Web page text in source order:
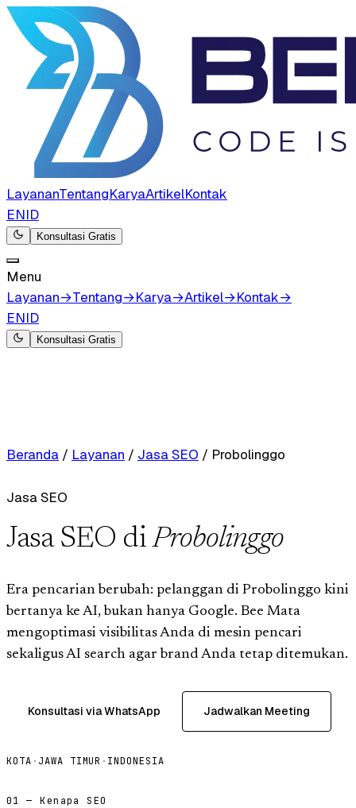
LayananTentangKaryaArtikelKontak
ENID
Konsultasi Gratis
Menu
Layanan→Tentang→Karya→Artikel→Kontak→
ENID
Konsultasi Gratis
Beranda / Layanan / Jasa SEO / Probolinggo
Jasa SEO
Jasa SEO diProbolinggo
Era pencarian berubah: pelanggan di Probolinggo kini
bertanya ke AI, bukan hanya Google. Bee Mata
mengoptimasi visibilitas Anda di mesin pencari
sekaligus AI search agar brand Anda tetap ditemukan.
Konsultasi via WhatsApp Jadwalkan Meeting
KOTA · JAWA TIMUR · INDONESIA
01 — Kenapa SEO